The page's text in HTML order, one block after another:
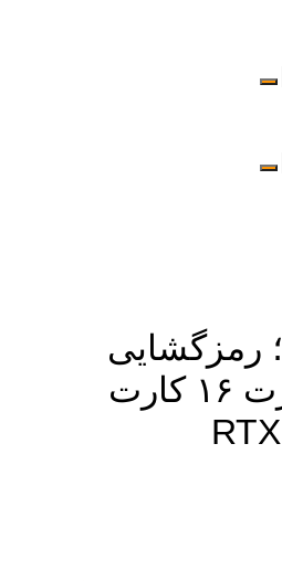
حمله به Akira؛ رمزگشایی
باج‌افزار با قدرت ۱۶ کارت